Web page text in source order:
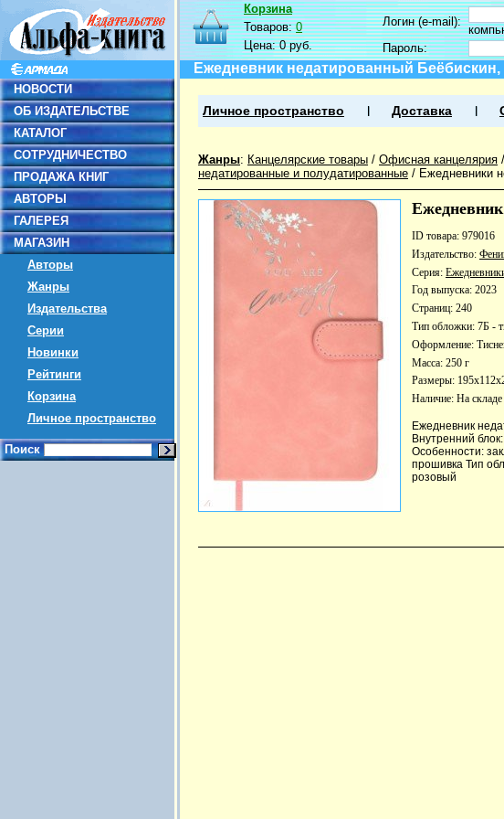
НОВОСТИ
ОБ ИЗДАТЕЛЬСТВЕ
КАТАЛОГ
СОТРУДНИЧЕСТВО
ПРОДАЖА КНИГ
АВТОРЫ
ГАЛЕРЕЯ
МАГАЗИН
Авторы
Жанры
Издательства
Серии
Новинки
Рейтинги
Корзина
Личное пространство
Поиск
Корзина
Товаров:0
Цена:0 руб.
Логин (e-mail):
Пароль:
Ежедневник недатированный
Личное пространство Доставка
Жанры: Канцелярские товары / Офисная канцелярия /
недатированные и полудатированные / Ежедневники
ID товара: 979016
Издательство:
Серия:
Год выпуска: 2023
Страниц: 240
Тип обложки: 7Б -
Оформление:
Масса: 250 г
Размеры:
Наличие: На складе
Ежедневник
Внутренний
Особенности:
прошивка Тип
розовый